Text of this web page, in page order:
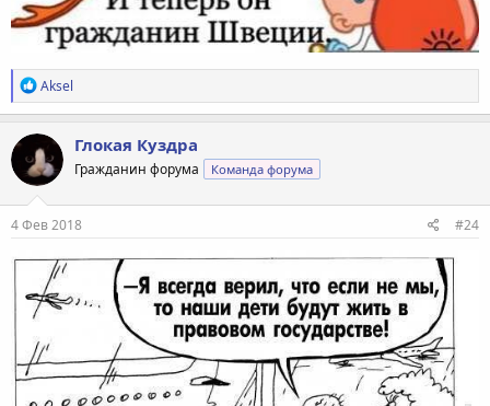
Р
е
а
к
ц
и
и
:
Aksel
Глокая Куздра
Гражданин форума Команда форума
4 Фев 2018 #24